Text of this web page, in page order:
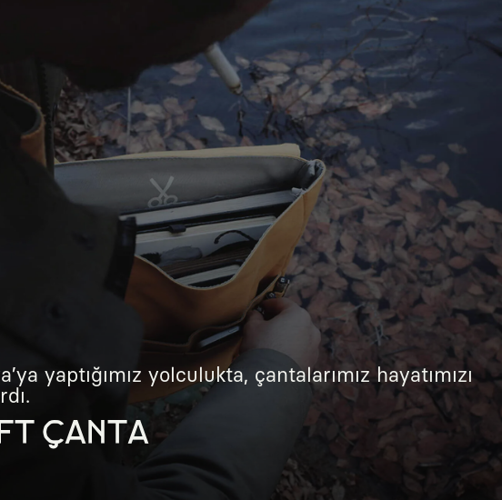
yaptığımız yolculukta, çantalarımız hayatımızı
ÇANTA